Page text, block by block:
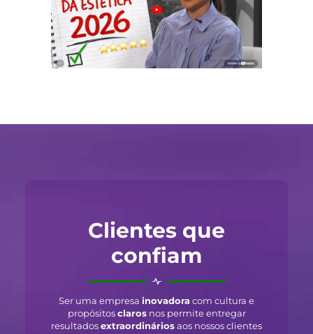
Clientes que
confiam
Ser uma empresa inovadoracom cultura e
propósitosclarosnos permite entregar
resultadosextraordináriosaos nossos clientes